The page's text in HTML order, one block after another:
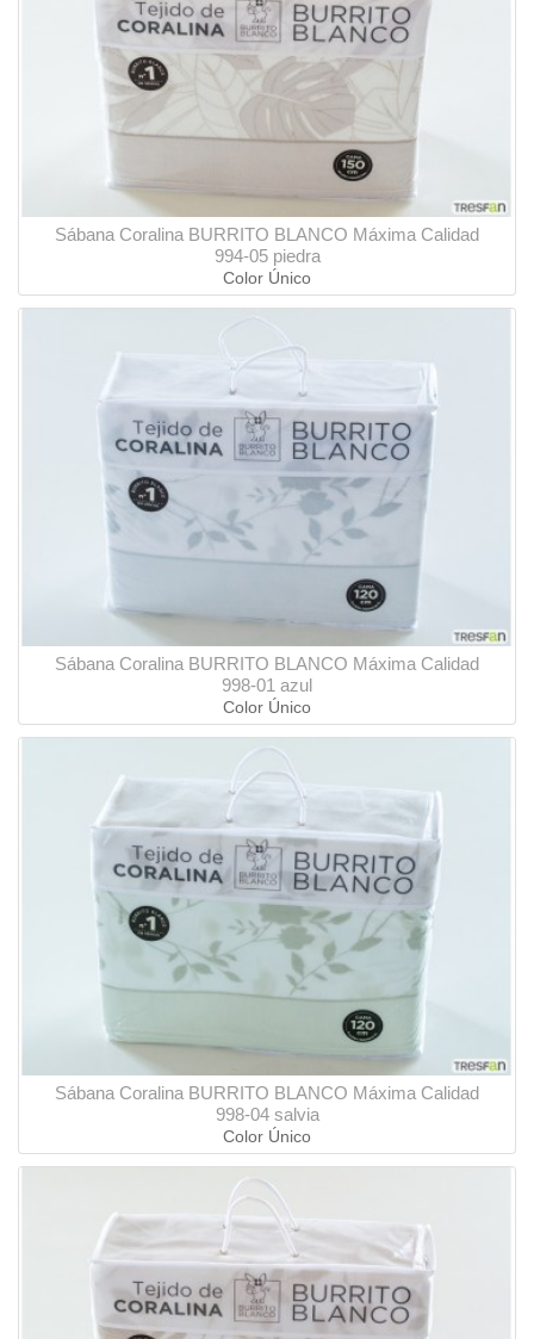
Sábana Coralina BURRITO BLANCO Máxima Calidad
994-05 piedra
Color Único
Sábana Coralina BURRITO BLANCO Máxima Calidad
998-01 azul
Color Único
Sábana Coralina BURRITO BLANCO Máxima Calidad
998-04 salvia
Color Único